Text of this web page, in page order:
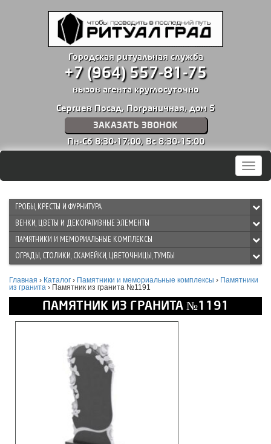
Городская ритуальная служба
+7 (964) 557-81-75
вызов агента круглосуточно
Сергиев Посад, Пограничная, дом 5
ЗАКАЗАТЬ ЗВОНОК
Пн-Сб 8:30-17:00, Вс 8:30-15:00
Меню
ГРОБЫ, КРЕСТЫ И ФУРНИТУРА
ВЕНКИ, ЦВЕТЫ И ДЕКОРАТИВНЫЕ ЭЛЕМЕНТЫ
ПАМЯТНИКИ И МЕМОРИАЛЬНЫЕ КОМПЛЕКСЫ
ОГРАДЫ, СТОЛИКИ, СКАМЕЙКИ, ЦВЕТОЧНИЦЫ, ТУМБЫ
Главная › Каталог › Памятники и мемориальные комплексы › Памятники
из гранита › Памятник из гранита №1191
ПАМЯТНИК ИЗ ГРАНИТА №1191